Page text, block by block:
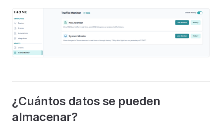
¿Cuántos datos se pueden
almacenar?